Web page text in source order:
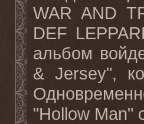
WAR AND
DEF
альбом
& Jersey",
"Hollow Man"